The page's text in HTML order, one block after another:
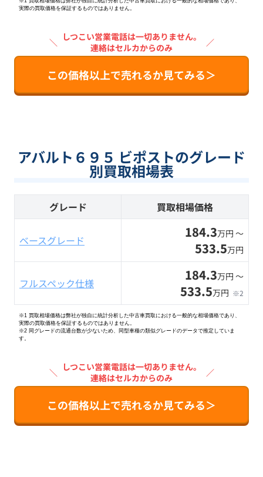
実際の買取価格を保証するものではありません。
＼ しつこい営業電話は一切ありません。
連絡はセルカからのみ
／
この価格以上で売れるか見てみる＞
アバルト６９５ ビポストのグレード
別買取相場表
グレード 買取相場価格
ベースグレード 184.3万円 〜
533.5万円
フルスペック仕様 184.3万円 〜
533.5万円 ※2
※1 買取相場価格は弊社が独自に統計分析した中古車買取における一般的な相場価格であり、
実際の買取価格を保証するものではありません。
※2 同グレードの流通台数が少ないため、同型車種の類似グレードのデータで推定していま
す。
＼ しつこい営業電話は一切ありません。
連絡はセルカからのみ
／
この価格以上で売れるか見てみる＞